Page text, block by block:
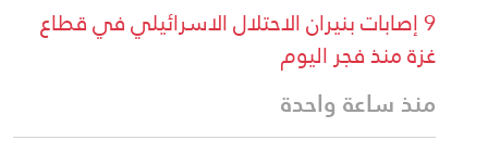
9 إصابات بنيران الاحتلال الاسرائيلي في قطاع
غزة منذ فجر اليوم
منذ ساعة واحدة